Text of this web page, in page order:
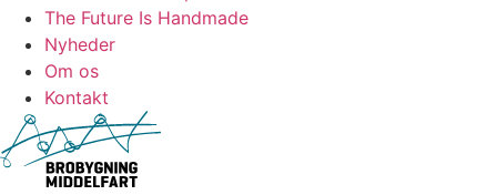
The Future Is Handmade
Nyheder
Om os
Kontakt